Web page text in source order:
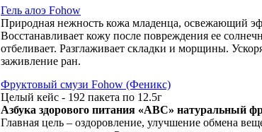
Гель алоэ Fohow
Природная нежность кожа младенца, освежающий
Восстанавливает кожу после повреждения ее
отбеливает. Разглаживает складки и морщины.
заживление ран.
Фруктовый смузи Fohow (Феникс)
Целый кейс - 192 пакета по 12.5г
Азбука здорового питания «АВС» натуральный
Главная цель – оздоровление, улучшение обмена